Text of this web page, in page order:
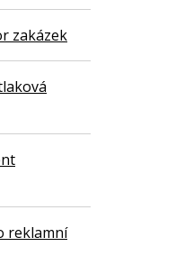
zakázek
reklamní